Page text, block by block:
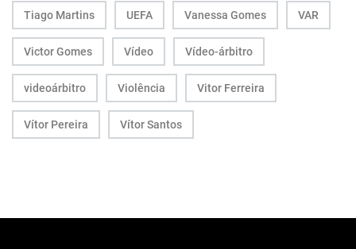
Tiago Martins UEFA Vanessa Gomes VAR
Victor Gomes Vídeo Vídeo-árbitro
videoárbitro Violência Vitor Ferreira
Vítor Pereira Vítor Santos